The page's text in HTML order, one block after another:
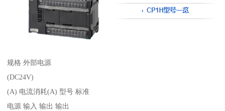
规格 外部电源
(DC24V)
(A) 电流消耗(A) 型号 标准
电源 输入 输出 输出